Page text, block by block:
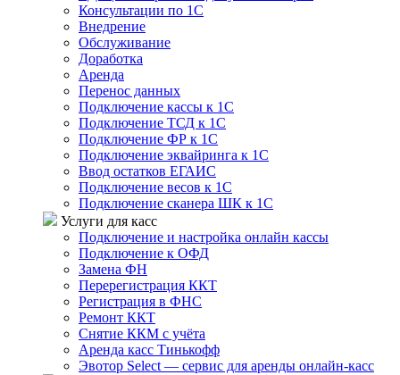
Консультации по 1С
Внедрение
Обслуживание
Доработка
Аренда
Перенос данных
Подключение кассы к 1С
Подключение ТСД к 1С
Подключение ФР к 1С
Подключение эквайринга к 1С
Ввод остатков ЕГАИС
Подключение весов к 1С
Подключение сканера ШК к 1С
Услуги для касс
Подключение и настройка онлайн кассы
Подключение к ОФД
Замена ФН
Перерегистрация ККТ
Регистрация в ФНС
Ремонт ККТ
Снятие ККМ с учёта
Аренда касс Тинькофф
Эвотор Select — сервис для аренды онлайн-касс